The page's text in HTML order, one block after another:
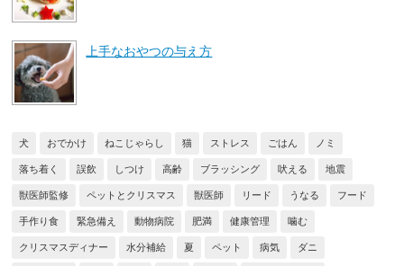
上手なおやつの与え方
犬 おでかけ ねこじゃらし 猫 ストレス ごはん ノミ
落ち着く 誤飲 しつけ 高齢 ブラッシング 吠える 地震
獣医師監修 ペットとクリスマス 獣医師 リード うなる フード
手作り食 緊急備え 動物病院 肥満 健康管理 噛む
クリスマスディナー 水分補給 夏 ペット 病気 ダニ